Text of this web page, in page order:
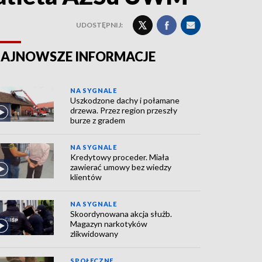
UDOSTĘPNIJ:
INFORMACJE
NA SYGNALE
Uszkodzone dachy i połamane
drzewa. Przez region przeszły
burze z gradem
NA SYGNALE
Kredytowy proceder. Miała
zawierać umowy bez wiedzy
klientów
NA SYGNALE
Skoordynowana akcja służb.
Magazyn narkotyków
zlikwidowany